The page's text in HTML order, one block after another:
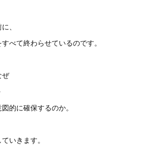
、
べて終わらせているのです。
ぜ
的に確保するのか。
いきます。